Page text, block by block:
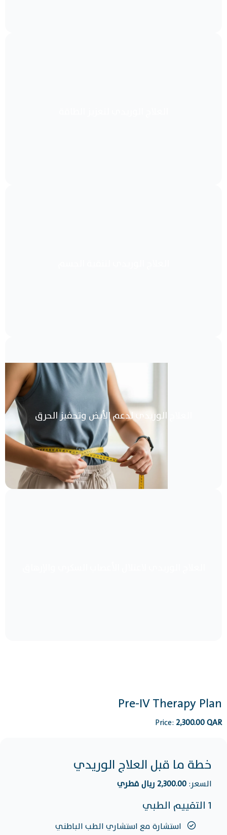
العلاج الوريدي لدعم الأيض وتحفيز الحرق
Pre-IV Therapy Plan
Price: 2,300.00 QAR
خطة ما قبل العلاج الوريدي
السعر:2,300.00 ريال قطري
1 التقييم الطبي
استشارة مع استشاري الطب الباطني